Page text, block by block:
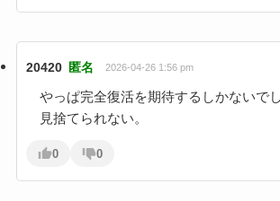
20420 匿名 2026-04-26 1:56 pm
やっぱ完全復活を期待するしかないで
見捨てられない。
0 0